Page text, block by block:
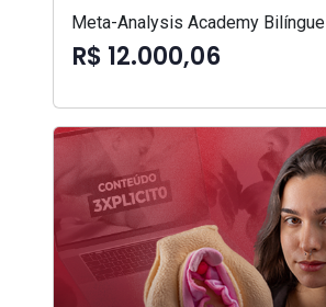
Meta-Analysis Academy Bilíngue
R$ 12.000,06